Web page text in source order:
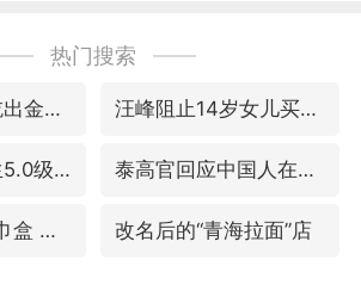
热门搜索
泸溪河：桃酥吃出金属牙冠视频不实 汪峰阻止14岁女儿买大牌
四川宜宾市发生5.0级左右地震 泰高官回应中国人在泰遭歧视：全面调查
1岁宝宝碰坏纸巾盒 宝妈被索赔924元 改名后的“青海拉面”店